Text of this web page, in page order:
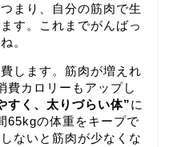
まり、自分の筋肉で生
す。これまでがんばっ
。
します。筋肉が増えれ
費カロリーもアップし
すく、太りづらい体”に
65kgの体重をキープで
ないと筋肉が少なくな